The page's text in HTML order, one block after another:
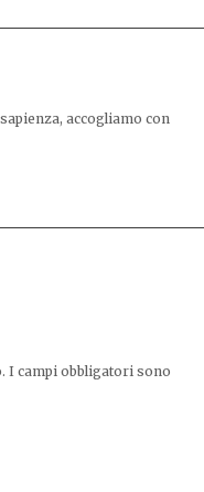
accogliamo con
I campi obbligatori sono